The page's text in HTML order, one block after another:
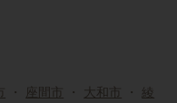
・ 座間市 ・ 大和市 ・ 綾